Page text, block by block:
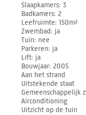
Slaapkamers 3
Badkamers 2
Leefruimte 150m²
Zwembad ja
Tuin nee
Parkeren ja
Lift ja
Bouwjaar 2005
Aan het strand
Uitstekende staat
Gemeenschappelijk
Airconditioning
Uitzicht op de tuin